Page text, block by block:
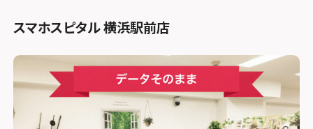
スマホスピタル 横浜駅前店